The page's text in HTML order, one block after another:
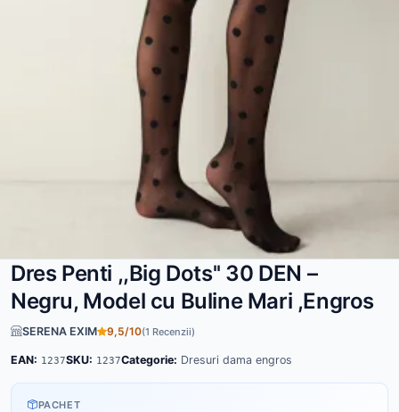
Dres Penti ,,Big Dots'' 30 DEN –
Negru, Model cu Buline Mari ,Engros
SERENA EXIM 9,5/10(1 Recenzii)
EAN: 1237SKU: 1237Categorie: Dresuri dama engros
PACHET